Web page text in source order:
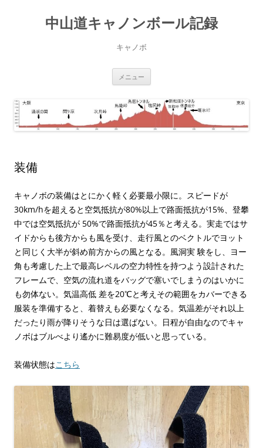
中山道キャノンボール記録
キャノボ
メニュー
装備
キャノボの装備はとにかく軽く必要最小限に。スピードが
30km/hを超えると空気抵抗が80%以上で路面抵抗が15%、登攀
中では空気抵抗が 50%で路面抵抗が45％と考える。実走ではサ
イドからも後方からも風を受け、走行風とのベクトルでヨット
と同じく大半が斜め前方からの風となる。風洞実 験をし、ヨー
角も考慮した上で最高レベルの空力特性を持つよう設計された
フレームで、空気の流れ道をバッグで塞いでしまうのはいかに
も勿体ない。気温高低 差を20℃と考えその範囲をカバーできる
服装を準備すると、着替えも必要なくなる。気温差がそれ以上
だったり雨が降りそうな日は選ばない。日程が自由なのでキャ
ノボはブルべより遙かに難易度が低いと思っている。
装備状態はこちら